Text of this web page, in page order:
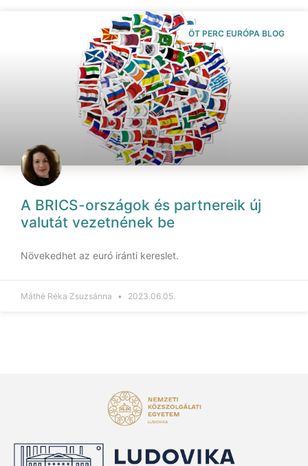
ÖT PERC EURÓPA BLOG
A BRICS-országok és partnereik új
valutát vezetnének be
Növekedhet az euró iránti kereslet.
Máthé Réka Zsuzsánna 2023.06.05.